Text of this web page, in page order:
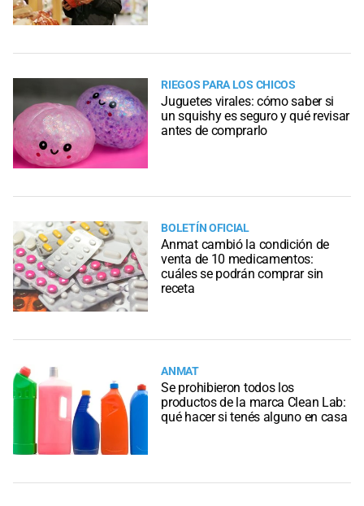
RIEGOS PARA LOS CHICOS
Juguetes virales: cómo saber si
un squishy es seguro y qué revisar
antes de comprarlo
BOLETÍN OFICIAL
Anmat cambió la condición de
venta de 10 medicamentos:
cuáles se podrán comprar sin
receta
ANMAT
Se prohibieron todos los
productos de la marca Clean Lab:
qué hacer si tenés alguno en casa